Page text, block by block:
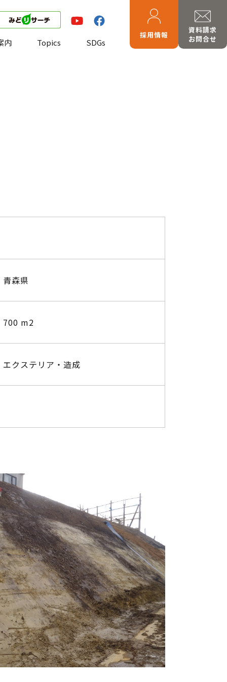
採用情報
資料請求
お問合せ
内 Topics SDGs
青森県
700 m2
エクステリア・造成